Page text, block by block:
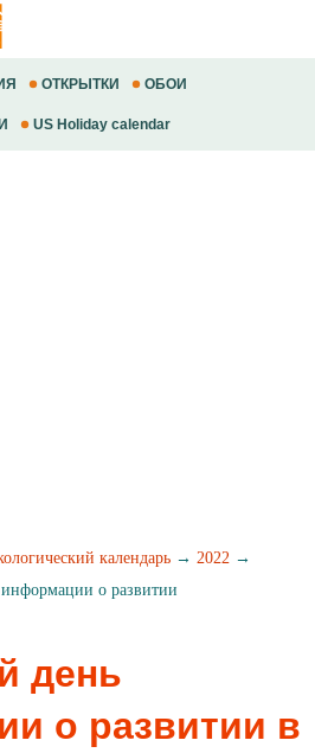
ОТКРЫТКИ ОБОИ
US Holiday calendar
календарь → 2022 →
о развитии
день
о развитии в